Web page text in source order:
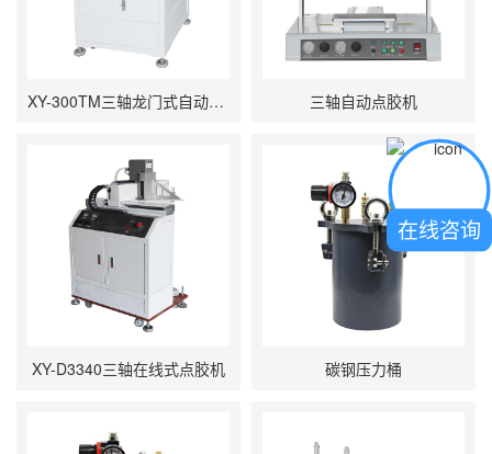
XY-300TM三轴龙门式自动点胶机 三轴自动点胶机
XY-D3340三轴在线式点胶机 碳钢压力桶
在线咨询